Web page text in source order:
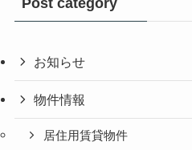
Post category
お知らせ
物件情報
居住用賃貸物件